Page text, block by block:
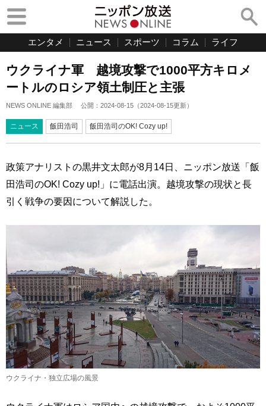
エンタメ ニュース スポーツ コラム ライフ
ウクライナ軍 越境攻撃で1000平方キロメ
ートルのロシア領土制圧と主張
NEWS ONLINE 編集部 公開： 2024-08-15 （2024-08-15更新）
ニュース 飯田浩司 飯田浩司のOK! Cozy up!
政策アナリストの黒井文太郎が8月14日、ニッポン放送「飯
田浩司のOK! Cozy up!」に電話出演。越境攻撃の現状と長
引く戦争の要因について解説した。
ウクライナ・独立広場の風景